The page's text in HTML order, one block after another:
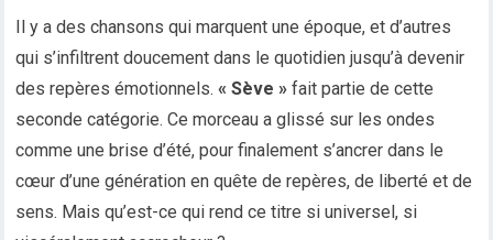
Il y a des chansons qui marquent une époque, et d’autres
qui s’infiltrent doucement dans le quotidien jusqu’à devenir
des repères émotionnels.« Sève » fait partie de cette
seconde catégorie. Ce morceau a glissé sur les ondes
comme une brise d’été, pour finalement s’ancrer dans le
cœur d’une génération en quête de repères, de liberté et de
sens. Mais qu’est-ce qui rend ce titre si universel, si